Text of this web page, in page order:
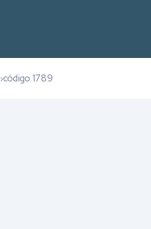
›código 1789